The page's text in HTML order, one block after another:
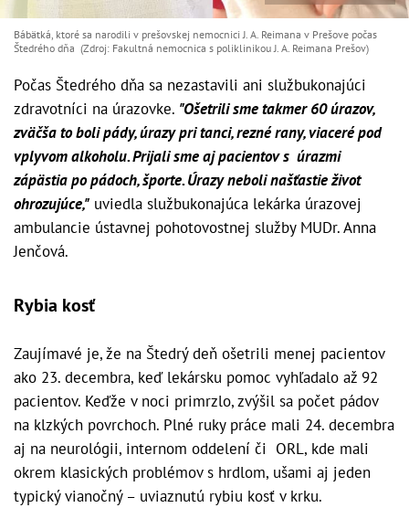
Bábätká, ktoré sa narodili v prešovskej nemocnici J. A. Reimana v Prešove počas
Štedrého dňa (Zdroj: Fakultná nemocnica s poliklinikou J. A. Reimana Prešov)
Počas Štedrého dňa sa nezastavili ani službukonajúci
zdravotníci na úrazovke. "Ošetrili sme takmer 60 úrazov,
zväčša to boli pády, úrazy pri tanci, rezné rany, viaceré pod
vplyvom alkoholu. Prijali sme aj pacientov s úrazmi
zápästia po pádoch, športe. Úrazy neboli našťastie život
ohrozujúce," uviedla službukonajúca lekárka úrazovej
ambulancie ústavnej pohotovostnej služby MUDr. Anna
Jenčová.
Rybia kosť
Zaujímavé je, že na Štedrý deň ošetrili menej pacientov
ako 23. decembra, keď lekársku pomoc vyhľadalo až 92
pacientov. Keďže v noci primrzlo, zvýšil sa počet pádov
na klzkých povrchoch. Plné ruky práce mali 24. decembra
aj na neurológii, internom oddelení či ORL, kde mali
okrem klasických problémov s hrdlom, ušami aj jeden
typický vianočný – uviaznutú rybiu kosť v krku.